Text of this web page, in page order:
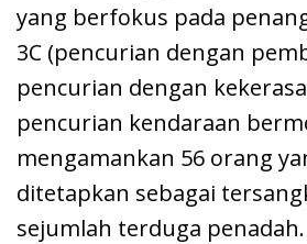
yang berfokus pada
3C (pencurian dengan
pencurian dengan
pencurian kendaraan
mengamankan 56 orang
ditetapkan sebagai
sejumlah terduga penadah.